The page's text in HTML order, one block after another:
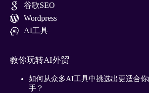
谷歌SEO
Wordpress
AI工具
教你玩转AI外贸
如何从众多AI工具中挑选出更适合
手？